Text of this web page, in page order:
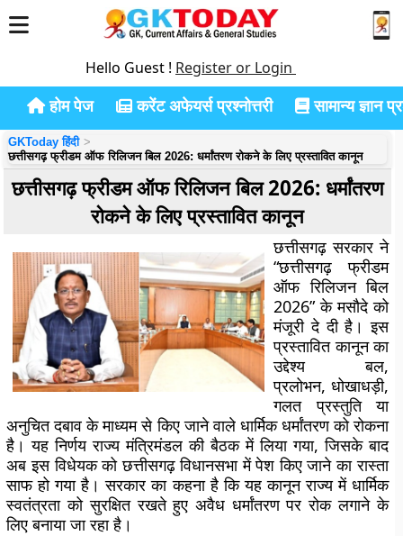
Hello Guest ! Register or Login
होम पेज करेंट अफेयर्स प्रश्नोत्तरी सामान्य ज्ञान
GKToday हिंदी
छत्तीसगढ़ फ्रीडम ऑफ रिलिजन बिल 2026: धर्मांतरण रोकने के लिए प्रस्तावित कानून
छत्तीसगढ़ फ्रीडम ऑफ रिलिजन बिल 2026: धर्मांतरण
रोकने के लिए प्रस्तावित कानून
छत्तीसगढ़ सरकार ने
“छत्तीसगढ़ फ्रीडम
ऑफ रिलिजन बिल
2026” के मसौदे को
मंजूरी दे दी है। इस
प्रस्तावित कानून का
उद्देश्य बल,
प्रलोभन, धोखाधड़ी,
गलत प्रस्तुति या
अनुचित दबाव के माध्यम से किए जाने वाले धार्मिक धर्मांतरण को रोकना
है। यह निर्णय राज्य मंत्रिमंडल की बैठक में लिया गया, जिसके बाद
अब इस विधेयक को छत्तीसगढ़ विधानसभा में पेश किए जाने का रास्ता
साफ हो गया है। सरकार का कहना है कि यह कानून राज्य में धार्मिक
स्वतंत्रता को सुरक्षित रखते हुए अवैध धर्मांतरण पर रोक लगाने के
लिए बनाया जा रहा है।